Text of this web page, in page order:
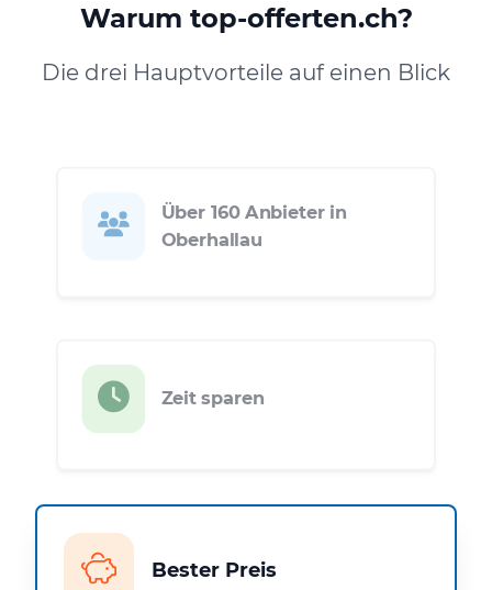
Warum top-offerten.ch?
Die drei Hauptvorteile auf einen Blick
Über 160 Anbieter in
Oberhallau
Zeit sparen
Bester Preis